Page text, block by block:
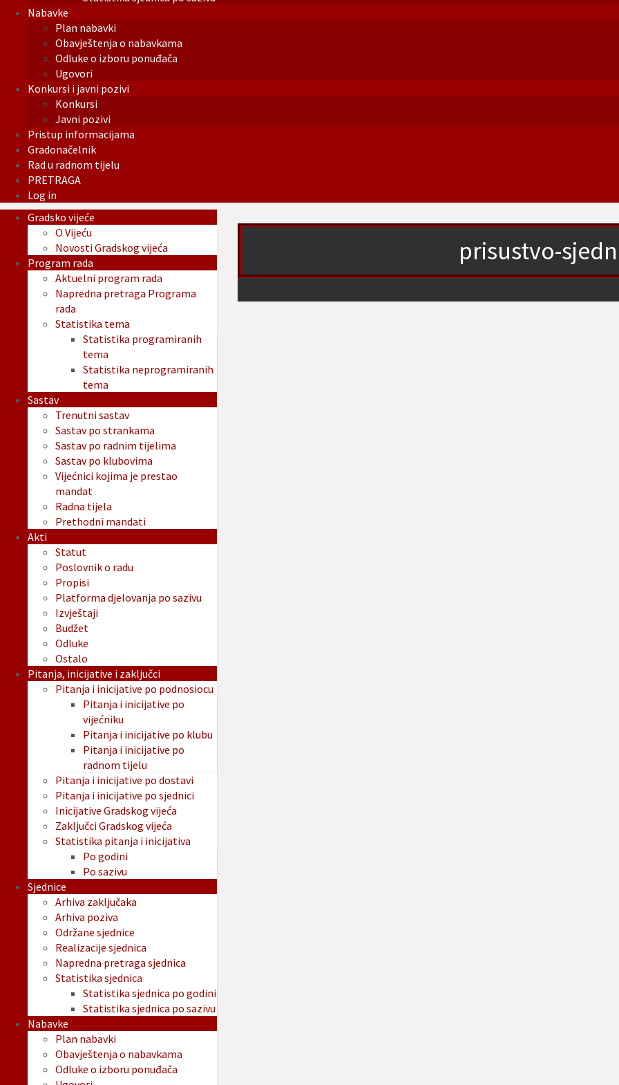
Nabavke
Plan nabavki
Obavještenja o nabavkama
Odluke o izboru ponuđača
Ugovori
Konkursi i javni pozivi
Konkursi
Javni pozivi
Pristup informacijama
Gradonačelnik
Rad u radnom tijelu
PRETRAGA
Log in
prisustvo-
Gradsko vijeće
O Vijeću
Novosti Gradskog vijeća
Program rada
Aktuelni program rada
Napredna pretraga Programa
rada
Statistika tema
Statistika programiranih
tema
Statistika neprogramiranih
tema
Sastav
Trenutni sastav
Sastav po strankama
Sastav po radnim tijelima
Sastav po klubovima
Vijećnici kojima je prestao
mandat
Radna tijela
Prethodni mandati
Akti
Statut
Poslovnik o radu
Propisi
Platforma djelovanja po sazivu
Izvještaji
Budžet
Odluke
Ostalo
Pitanja, inicijative i zaključci
Pitanja i inicijative po podnosiocu
Pitanja i inicijative po
vijećniku
Pitanja i inicijative po klubu
Pitanja i inicijative po
radnom tijelu
Pitanja i inicijative po dostavi
Pitanja i inicijative po sjednici
Inicijative Gradskog vijeća
Zaključci Gradskog vijeća
Statistika pitanja i inicijativa
Po godini
Po sazivu
Sjednice
Arhiva zaključaka
Arhiva poziva
Održane sjednice
Realizacije sjednica
Napredna pretraga sjednica
Statistika sjednica
Statistika sjednica po godini
Statistika sjednica po sazivu
Nabavke
Plan nabavki
Obavještenja o nabavkama
Odluke o izboru ponuđača